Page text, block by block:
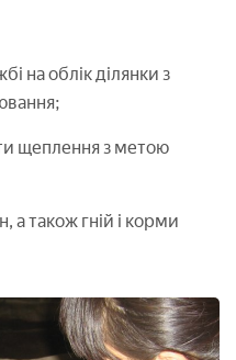
на облік ділянки з
щеплення з метою
а також гній і корми